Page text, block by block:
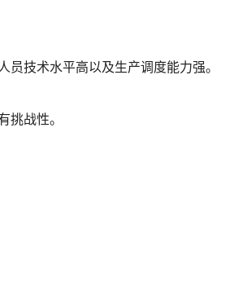
技术水平高以及生产调度能力强。
挑战性。